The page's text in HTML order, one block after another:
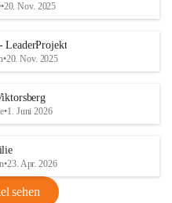
•20. Nov. 2025
LeaderProjekt
•20. Nov. 2025
•1. Juni 2026
•23. Apr. 2026
sehen